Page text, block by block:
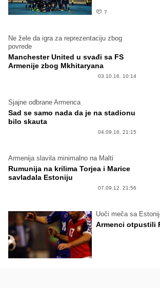
7
Ne žele da igra za reprezentaciju zbog
povrede
Manchester United u svađi sa FS
Armenije zbog Mkhitaryana
03.10.16. 10:14
Sjajne odbrane Armenca
Sad se samo nada da je na stadionu
bilo skauta
04.09.16. 21:15
Armenija slavila minimalno na Malti
Rumunija na krilima Torjea i Marice
savladala Estoniju
07.09.12. 21:56
Uoči meča sa
Armenci otpustili